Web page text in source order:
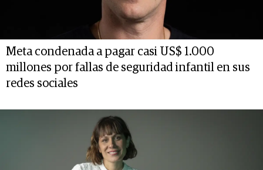
Meta condenada a pagar casi US$ 1.000
millones por fallas de seguridad infantil en sus
redes sociales